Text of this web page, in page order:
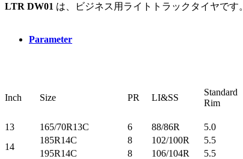
LTR DW01 は、ビジネス用ライトトラックタイヤで
Parameter
Inch Size PR LI&SS
Standard
Rim
13
165/70R13C 6 88/86R 5.0
14
185R14C 8 102/100R 5.5
195R14C
8 106/104R 5.5